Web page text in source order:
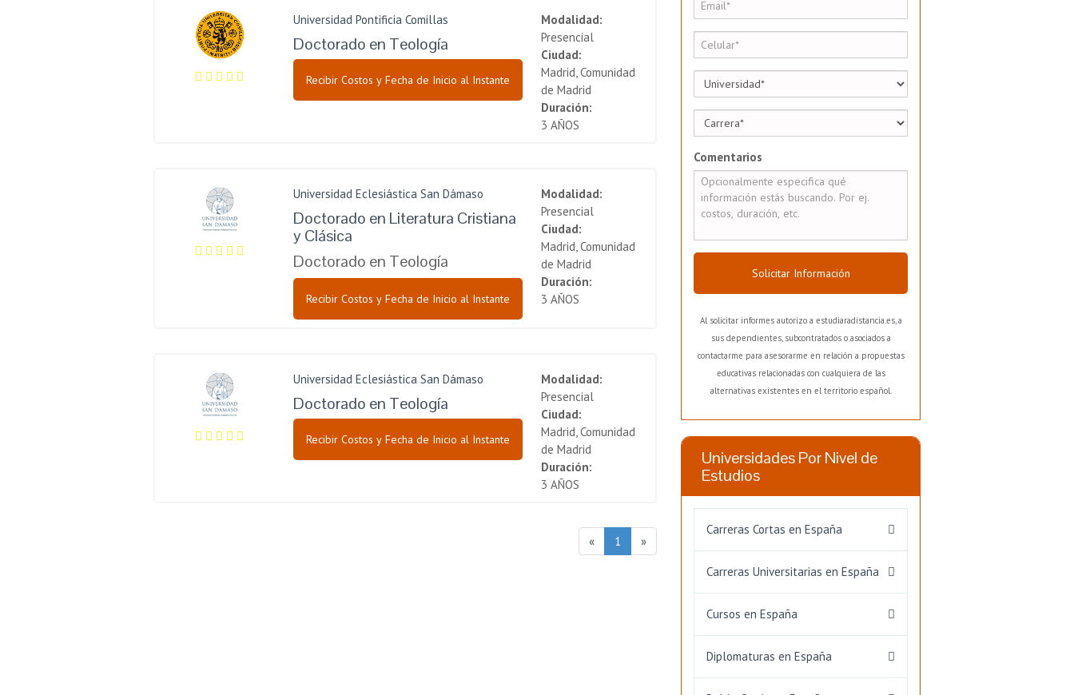
Universidad Pontificia Comillas
Doctorado en Teología
Recibir Costos y Fecha de Inicio al Instante
Modalidad:
Presencial
Ciudad:
Madrid, Comunidad
de Madrid
Duración:
3 AÑOS
Universidad Eclesiástica San Dámaso
Doctorado en Literatura Cristiana
y Clásica
Doctorado en Teología
Recibir Costos y Fecha de Inicio al Instante
Modalidad:
Presencial
Ciudad:
Madrid, Comunidad
de Madrid
Duración:
3 AÑOS
Universidad Eclesiástica San Dámaso
Doctorado en Teología
Recibir Costos y Fecha de Inicio al Instante
Modalidad:
Presencial
Ciudad:
Madrid, Comunidad
de Madrid
Duración:
3 AÑOS
« 1 »
Comentarios
Solicitar Información
Al solicitar informes autorizo a estudiaradistancia.es, a
sus dependientes, subcontratados o asociados a
contactarme para asesorarme en relación a propuestas
educativas relacionadas con cualquiera de las
alternativas existentes en el territorio español.
Universidades Por Nivel de
Estudios
Carreras Cortas en España
Carreras Universitarias en España
Cursos en España
Diplomaturas en España